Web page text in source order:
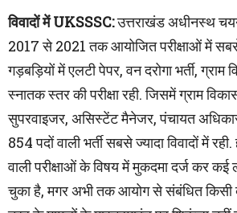
विवादों में UKSSSC:उत्तराखंड अधीनस्थ
2017 से 2021 तक आयोजित परीक्षाओं में सबसे
गड़बड़ियों में एलटी पेपर, वन दरोगा भर्ती, ग्राम
स्नातक स्तर की परीक्षा रही. जिसमें ग्राम
सुपरवाइजर, असिस्टेंट मैनेजर, पंचायत
854 पदों वाली भर्ती सबसे ज्यादा विवादों में
वाली परीक्षाओं के विषय में मुकदमा दर्ज कर
चुका है, मगर अभी तक आयोग से संबंधित किसी